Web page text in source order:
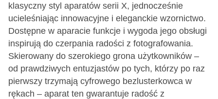
klasyczny styl aparatów serii X, jednocześnie
ucieleśniając innowacyjne i eleganckie wzornictwo.
Dostępne w aparacie funkcje i wygoda jego obsługi
inspirują do czerpania radości z fotografowania.
Skierowany do szerokiego grona użytkowników –
od prawdziwych entuzjastów po tych, którzy po raz
pierwszy trzymają cyfrowego bezlusterkowca w
rękach – aparat ten gwarantuje radość z